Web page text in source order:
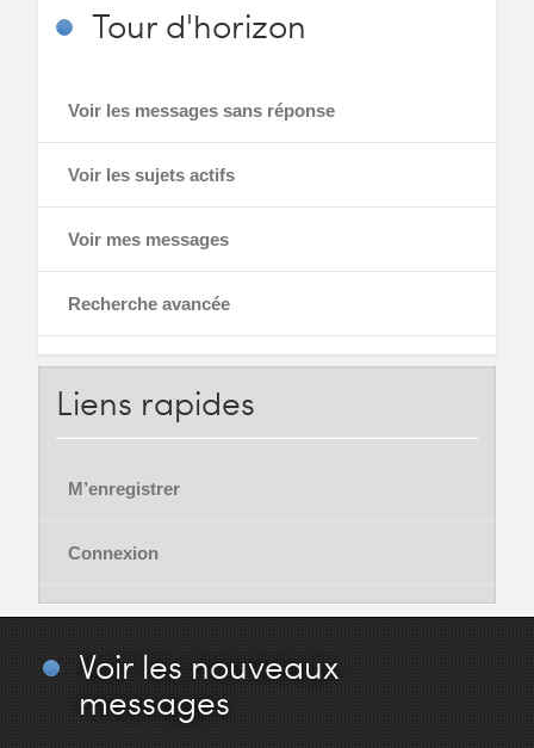
Tourd'horizon
Voir les messages sans réponse
Voir les sujets actifs
Voir mes messages
Recherche avancée
Liens rapides
M’enregistrer
Connexion
Voir les nouveaux
messages